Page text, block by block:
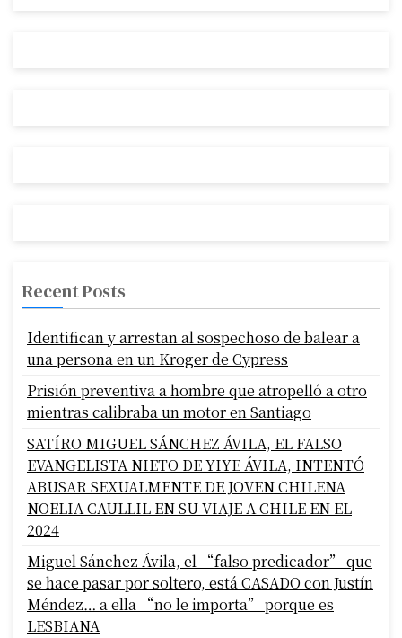
Recent Posts
Identifican y arrestan al sospechoso de balear a
una persona en un Kroger de Cypress
Prisión preventiva a hombre que atropelló a otro
mientras calibraba un motor en Santiago
SATÍRO MIGUEL SÁNCHEZ ÁVILA, EL FALSO
EVANGELISTA NIETO DE YIYE ÁVILA, INTENTÓ
ABUSAR SEXUALMENTE DE JOVEN CHILENA
NOELIA CAULLIL EN SU VIAJE A CHILE EN EL
2024
Miguel Sánchez Ávila, el “falso predicador” que
se hace pasar por soltero, está CASADO con Justín
Méndez… a ella “no le importa” porque es
LESBIANA